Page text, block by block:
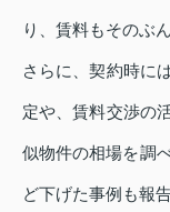
り、賃料もそのぶ
さらに、契約時に
定や、賃料交渉の
似物件の相場を調
ど下げた事例も報